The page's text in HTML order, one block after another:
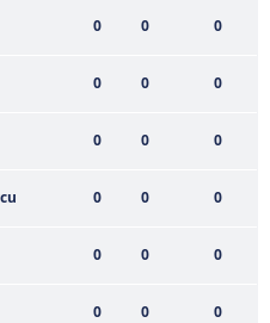
kullanılacaktır.
yer alan panel
okumak ve sitemizde
0 0 0
0 0 0
0 0 0
0 0 0
0 0 0
0 0 0